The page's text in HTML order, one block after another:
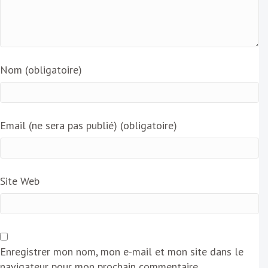
Nom (obligatoire)
Email (ne sera pas publié) (obligatoire)
Site Web
Enregistrer mon nom, mon e-mail et mon site dans le